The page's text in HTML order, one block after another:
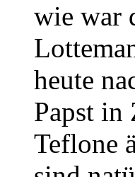
wie war
heute
Papst in
Teflone